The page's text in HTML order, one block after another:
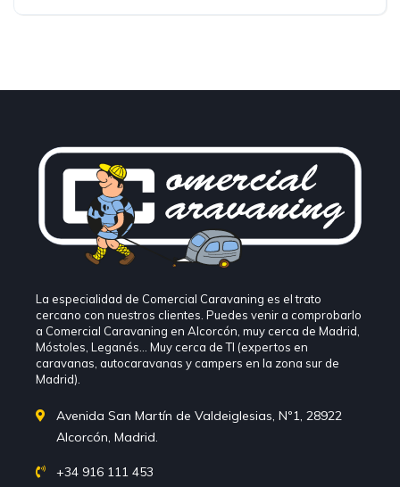
La especialidad de Comercial Caravaning es el trato
cercano con nuestros clientes. Puedes venir a comprobarlo
a Comercial Caravaning en Alcorcón, muy cerca de Madrid,
Móstoles, Leganés… Muy cerca de TI (expertos en
caravanas, autocaravanas y campers en la zona sur de
Madrid).
Avenida San Martín de Valdeiglesias, Nº1, 28922
Alcorcón, Madrid.
+34 916 111 453